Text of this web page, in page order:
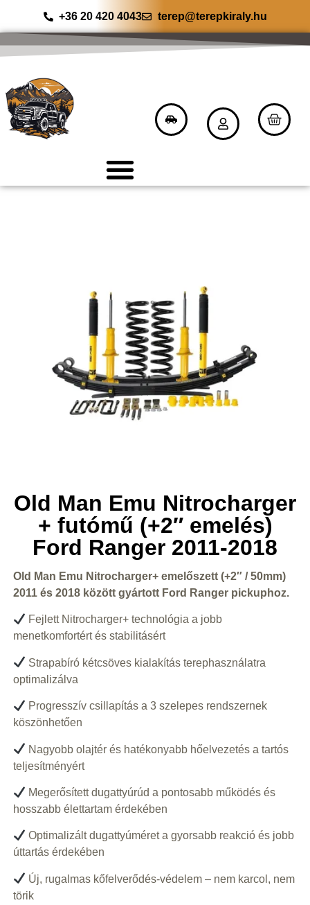
+36 20 420 4043 terep@terepkiraly.hu
Old Man Emu Nitrocharger
+ futómű (+2″ emelés)
Ford Ranger 2011-2018
Old Man Emu Nitrocharger+ emelőszett (+2″ / 50mm)
2011 és 2018 között gyártott Ford Ranger pickuphoz.
Fejlett Nitrocharger+ technológia a jobb
menetkomfortért és stabilitásért
Strapabíró kétcsöves kialakítás terephasználatra
optimalizálva
Progresszív csillapítás a 3 szelepes rendszernek
köszönhetően
Nagyobb olajtér és hatékonyabb hőelvezetés a tartós
teljesítményért
Megerősített dugattyúrúd a pontosabb működés és
hosszabb élettartam érdekében
Optimalizált dugattyúméret a gyorsabb reakció és jobb
úttartás érdekében
Új, rugalmas kőfelverődés-védelem – nem karcol, nem
törik